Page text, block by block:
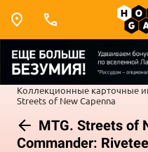
Коллекционные карточные
Streets of New Capenna
MTG. Streets of
Commander: